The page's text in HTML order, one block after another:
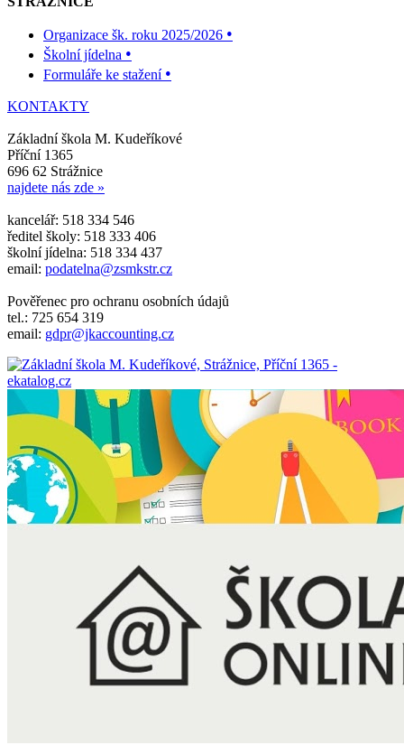
Organizace šk. roku 2025/2026 •
Školní jídelna •
Formuláře ke stažení •
KONTAKTY
Základní škola M. Kudeříkové
Příční 1365
696 62 Strážnice
najdete nás zde »
kancelář: 518 334 546
ředitel školy: 518 333 406
školní jídelna: 518 334 437
email: podatelna@zsmkstr.cz
Pověřenec pro ochranu osobních údajů
tel.: 725 654 319
email: gdpr@jkaccounting.cz